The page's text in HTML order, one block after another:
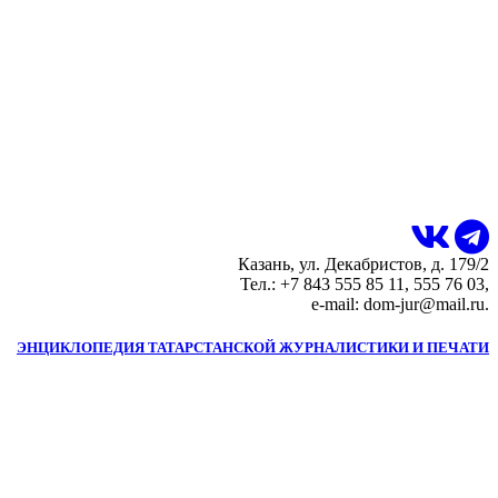
Казань, ул. Декабристов, д. 179/2
Тел.: +7 843 555 85 11, 555 76 03,
e-mail: dom-jur@mail.ru.
ЭНЦИКЛОПЕДИЯ ТАТАРСТАНСКОЙ ЖУРНАЛИСТИКИ И ПЕЧАТИ